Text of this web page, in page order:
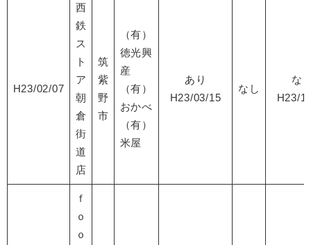
H23/02/07
西
鉄
ス
ト
ア
朝
倉
街
道
店
筑
紫
野
市
（有）
徳光興
産
（有）
おかべ
（有）
米屋
あり
H23/03/15
なし
な
H23/
ｆ
ｏ
ｏ